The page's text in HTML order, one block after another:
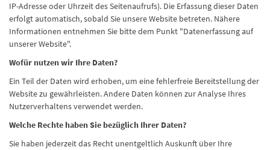
IP-Adresse oder Uhrzeit des Seitenaufrufs). Die Erfassung dieser Daten
erfolgt automatisch, sobald Sie unsere Website betreten. Nähere
Informationen entnehmen Sie bitte dem Punkt "Datenerfassung auf
unserer Website".
Wofür nutzen wir Ihre Daten?
Ein Teil der Daten wird erhoben, um eine fehlerfreie Bereitstellung der
Website zu gewährleisten. Andere Daten können zur Analyse Ihres
Nutzerverhaltens verwendet werden.
Welche Rechte haben Sie bezüglich Ihrer Daten?
Sie haben jederzeit das Recht unentgeltlich Auskunft über Ihre